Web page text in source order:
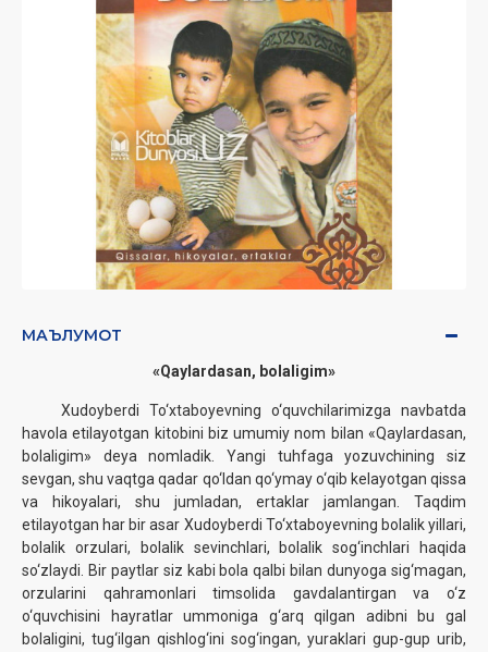
МАЪЛУМОТ
«Qaylardasan, bolaligim»‎
Xudoyberdi To‘xtaboyevning o‘quvchilarimizga navbatda
havola etilayotgan kitobini biz umumiy nom bilan «Qaylardasan,
bolaligim» deya nomladik. Yangi tuhfaga yozuvchining siz
sevgan, shu vaqtga qadar qo‘ldan qo‘ymay o‘qib kelayotgan qissa
va hikoyalari, shu jumladan, ertaklar jamlangan. Taqdim
etilayotgan har bir asar Xudoyberdi To‘xtaboyevning bolalik yillari,
bolalik orzulari, bolalik sevinchlari, bolalik sog‘inchlari haqida
so‘zlaydi. Bir paytlar siz kabi bola qalbi bilan dunyoga sig‘magan,
orzularini qahramonlari timsolida gavdalantirgan va o‘z
o‘quvchisini hayratlar ummoniga g‘arq qilgan adibni bu gal
bolaligini, tug‘ilgan qishlog‘ini sog‘ingan, yuraklari gup-gup urib,